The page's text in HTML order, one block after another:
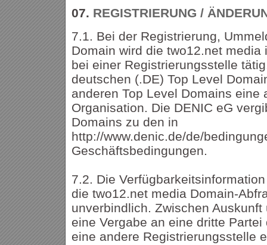
07. REGISTRIERUNG /
7.1. Bei der Registrierung,
Domain wird die two12.net media
bei einer Registrierungsstelle
deutschen (.DE) Top Level
anderen Top Level Domains eine
Organisation. Die DENIC eG
Domains zu den in
http://www.denic.de/de/
Geschäftsbedingungen.
7.2. Die
die two12.net media Domain-
unverbindlich. Zwischen
eine Vergabe an eine dritte
eine andere Registrierungsstelle